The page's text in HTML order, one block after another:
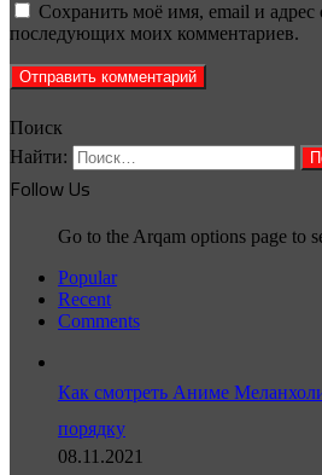
Сохранить моё имя, email и адрес
последующих моих комментариев.
Поиск
Найти:
Follow Us
Go to the Arqam options page to
Popular
Recent
Comments
Как смотреть Аниме
порядку
08.11.2021